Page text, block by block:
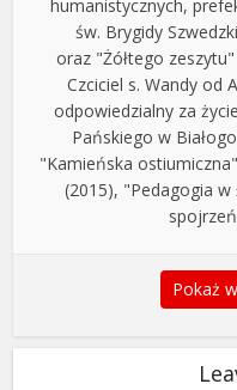
humanistycznych,
św. Brygidy
oraz "Żółtego
Czciciel s. Wandy od
odpowiedzialny za
Pańskiego w
"Kamieńska
(2015), "Pedagogia
Pokaż